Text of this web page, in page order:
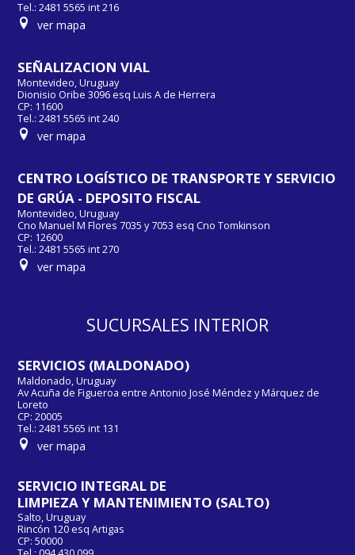
Tel.: 2481 5565 int 216
ver mapa
SEÑALIZACION VIAL
Montevideo, Uruguay
Dionisio Oribe 3096 esq Luis A de Herrera
CP: 11600
Tel.: 2481 5565 int 240
ver mapa
CENTRO LOGÍSTICO DE TRANSPORTE Y SERVICIO
DE GRÚA - DEPOSITO FISCAL
Montevideo, Uruguay
Cno Manuel M Flores 7035 y 7053 esq Cno Tomkinson
CP: 12600
Tel.: 2481 5565 int 270
ver mapa
SUCURSALES INTERIOR
SERVICIOS (MALDONADO)
Maldonado, Uruguay
Av Acuña de Figueroa entre Antonio José Méndez y Márquez de
Loreto
CP: 20005
Tel.: 2481 5565 int 131
ver mapa
SERVICIO INTEGRAL DE
LIMPIEZA Y MANTENIMIENTO (SALTO)
Salto, Uruguay
Rincón 120 esq Artigas
CP: 50000